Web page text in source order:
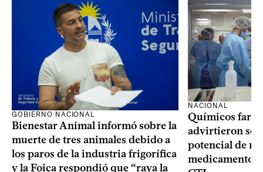
GOBIERNO NACIONAL
Bienestar Animal informó sobre la
muerte de tres animales debido a
los paros de la industria frigorífica
y la Foica respondió que “raya la
NACIONAL
Químicos
advirtieron
potencial de
medicamentos